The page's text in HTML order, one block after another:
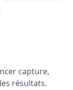
capture,
résultats.